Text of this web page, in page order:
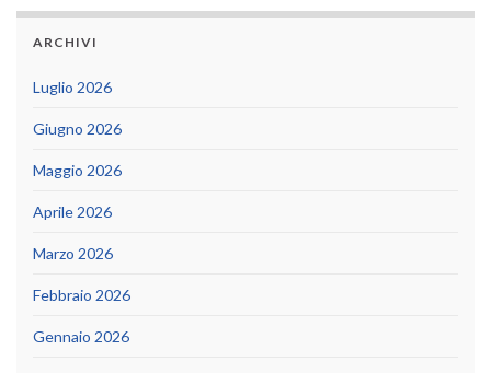
ARCHIVI
Luglio 2026
Giugno 2026
Maggio 2026
Aprile 2026
Marzo 2026
Febbraio 2026
Gennaio 2026